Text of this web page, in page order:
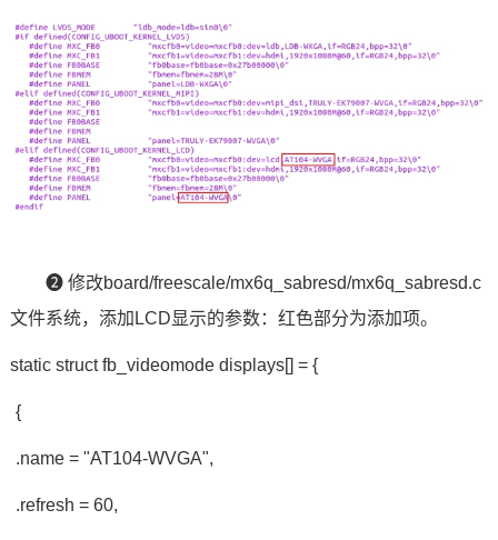
❷ 修改board/freescale/mx6q_sabresd/mx6q_sabresd.c
文件系统，添加LCD显示的参数：红色部分为添加项。
static struct fb_videomode displays[] = {
{
.name = "AT104-WVGA",
.refresh = 60,